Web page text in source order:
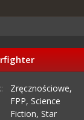
Zręcznościowe,
FPP,Science
Fiction,Star